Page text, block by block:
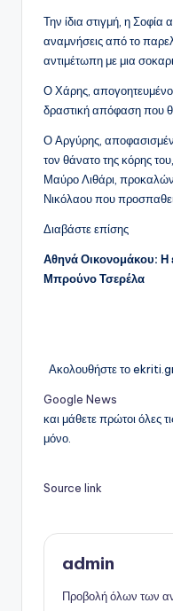
Την ίδια στιγμή, η Σοφία
αναμνήσεις από το
αντιμέτωπη με μια
Ο Χάρης,
δραστική απόφαση που
Ο Αργύρης,
τον θάνατο της κόρης
Μαύρο Λιθάρι,
Νικόλαου που
Διαβάστε επίσης
Αθηνά Οικονομάκου: Η
Μπρούνο Τσερέλα
Ακολουθήστε το
Google News
και μάθετε πρώτοι όλες
μόνο.
Source link
admin
Προβολή όλων των